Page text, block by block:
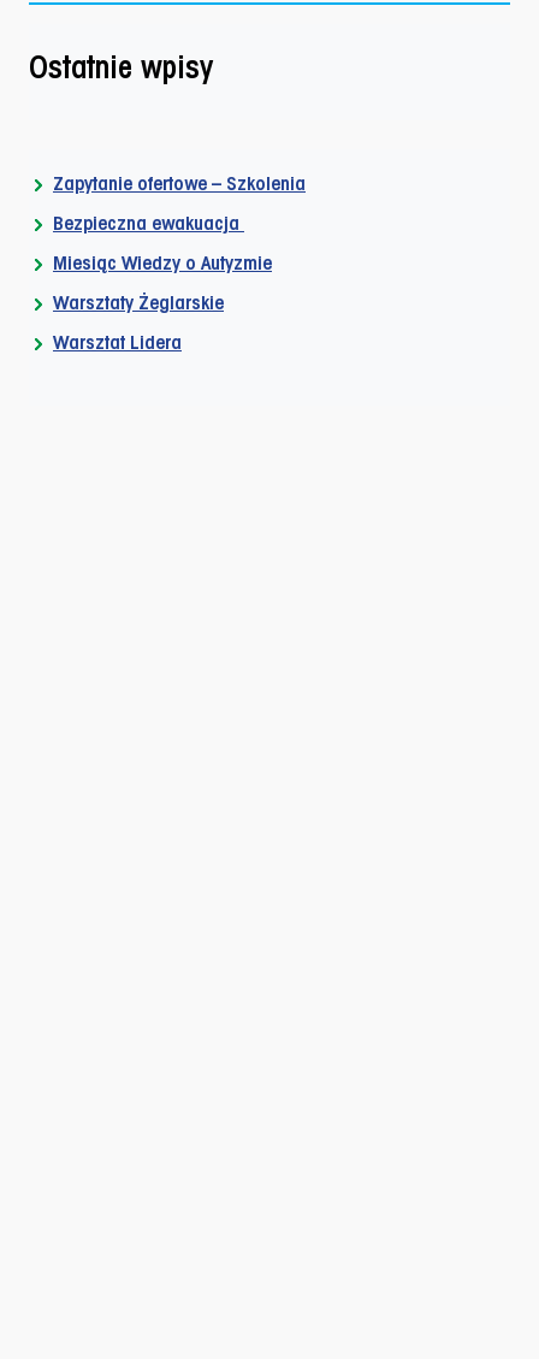
Ostatnie wpisy
Zapytanie ofertowe – Szkolenia
Bezpieczna ewakuacja
Miesiąc Wiedzy o Autyzmie
Warsztaty Żeglarskie
Warsztat Lidera